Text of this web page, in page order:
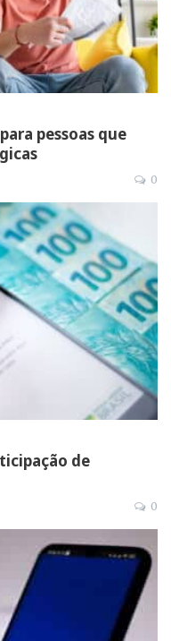
pessoas que
0
de
0